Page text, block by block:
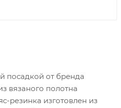
посадкой от бренда
вязаного полотна
резинка изготовлен из